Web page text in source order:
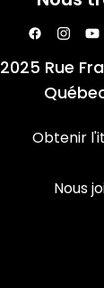
2025 Rue
Obtenir
Nous